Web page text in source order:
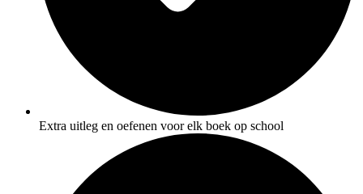
Extra uitleg en oefenen voor elk boek op school